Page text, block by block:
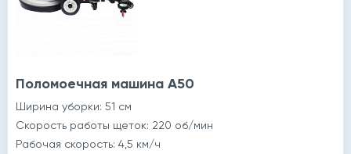
Поломоечная машина A50
Ширина уборки: 51 см
Скорость работы щеток: 220 об/мин
Рабочая скорость: 4,5 км/ч